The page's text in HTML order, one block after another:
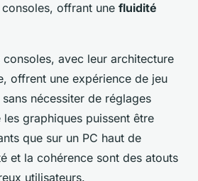
offrant une fluidité
consoles, avec leur architecture
offrent une expérience de jeu
sans nécessiter de réglages
graphiques puissent être
que sur un PC haut de
et la cohérence sont des atouts
utilisateurs.